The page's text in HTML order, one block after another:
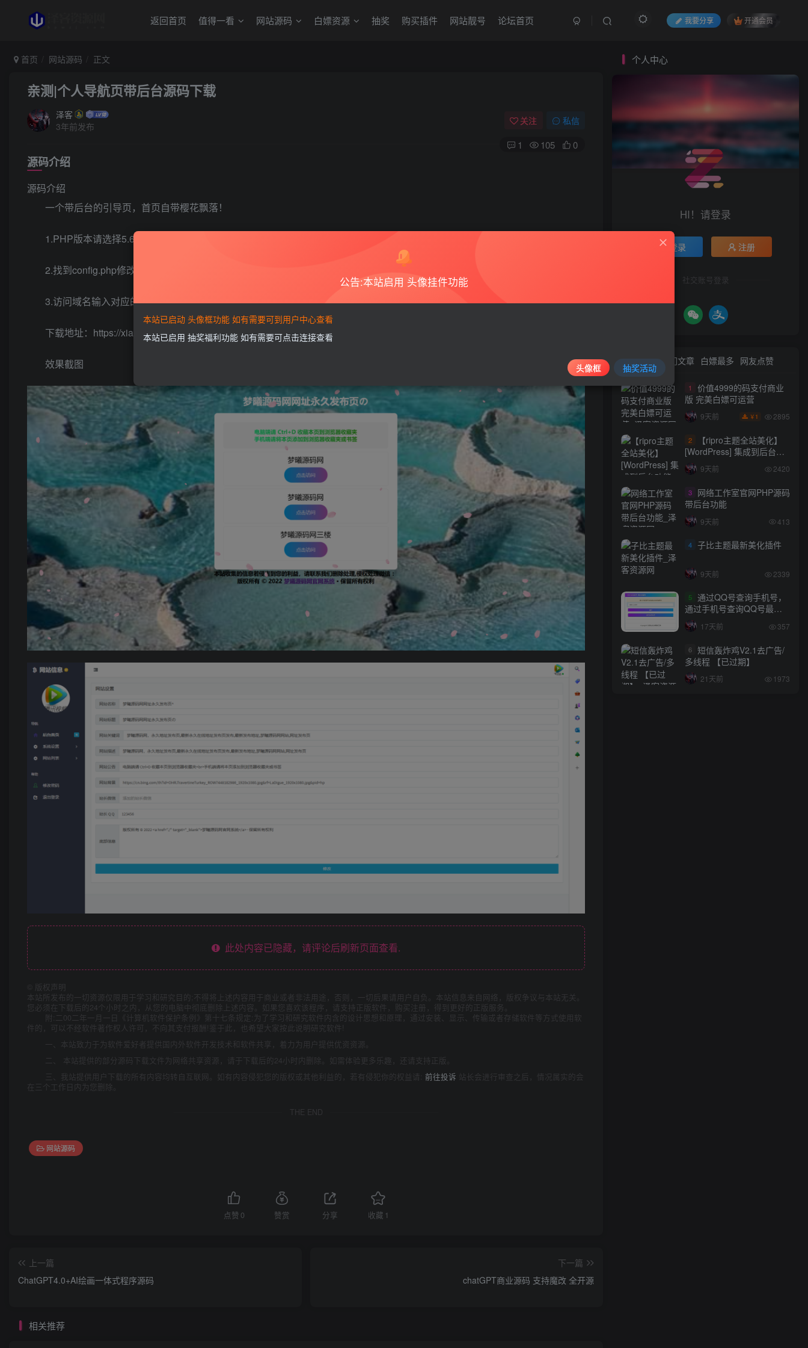
返回首页 值得一看 网站源码 白嫖资源 抽奖 购买插件 网站靓号 论坛首页 我要分享 开通会员
首页 网站源码 正文
亲测|个人导航页带后台源码下载
泽客
3年前发布
关注 私信
1 105 0
源码介绍
源码介绍
一个带后台的引导页，首页自带樱花飘落！
1.PHP版本请选择5.6！
2.找到config.php修改配置数据库！
3.访问域名输入对应的数据库即可完成安装！
下载地址：https://xiaok.lanzoum.com/ikK0a0tutlni
效果截图
此处内容已隐藏，请评论后刷新页面查看.
版权声明
本站所发布的一切资源仅限用于学习和研究目的;不得将上述内容用于商业或者非法用途，否则，一切后果请用户自负。本站信息来自网络，版权争议与本站无关。
您必须在下载后的24个小时之内，从您的电脑中彻底删除上述内容。如果您喜欢该程序，请支持正版软件，购买注册，得到更好的正版服务。
附:二00二年一月一日《计算机软件保护条例》第十七条规定:为了学习和研究软件内含的设计思想和原理，通过安装、显示、传输或者存储软件等方式使用软
件的，可以不经软件著作权人许可，不向其支付报酬!鉴于此，也希望大家按此说明研究软件!
一、本站致力于为软件爱好者提供国内外软件开发技术和软件共享，着力为用户提供优资资源。
二、 本站提供的部分源码下载文件为网络共享资源，请于下载后的24小时内删除。如需体验更多乐趣，还请支持正版。
三、我站提供用户下载的所有内容均转自互联网。如有内容侵犯您的版权或其他利益的，若有侵犯你的权益请: 前往投诉 站长会进行审查之后，情况属实的会
在三个工作日内为您删除。
THE END
网站源码
点赞 0 赞赏 分享 收藏 1
上一篇
ChatGPT4.0+AI绘画一体式程序源码
下一篇
chatGPT商业源码 支持魔改 全开源
相关推荐
个人中心
HI！请登录
登录 注册
社交账号登录
热门文章 白嫖最多 网友点赞
1
价值4999的码支付商业
版 完美白嫖可运营
9天前 ￥ 1 2895
2
【ripro主题全站美化】
[WordPress] 集成到后台功
能的全站美化包
WordPress…
9天前 2420
3
网络工作室官网PHP源码
带后台功能
9天前 413
4 子比主题最新美化插件
9天前 2339
5 通过QQ号查询手机号，
通过手机号查询QQ号最新
网站源码
17天前 357
6 短信轰炸鸡V2.1去广告/
多线程 【已过期】
21天前 1973
公告:本站启用 头像挂件功能
本站已启动 头像框功能 如有需要可到用户中心查看
本站已启用 抽奖福利功能 如有需要可点击连接查看
头像框 抽奖活动